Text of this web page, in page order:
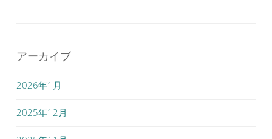
アーカイブ
2026年1月
2025年12月